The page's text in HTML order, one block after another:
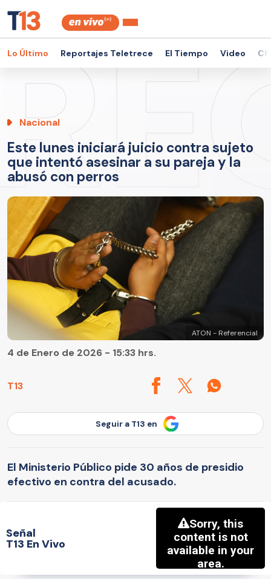
Lo Último Reportajes Teletrece El Tiempo Video
Nacional
Este lunes iniciará juicio contra sujeto
que intentó asesinar a su pareja y la
abusó con perros
ATON - Referencial
T13
4 de Enero de 2026 - 15:33 hrs.
Seguir a T13 en
El Ministerio Público pide 30 años de presidio
efectivo en contra del acusado.
Señal
T13 En Vivo